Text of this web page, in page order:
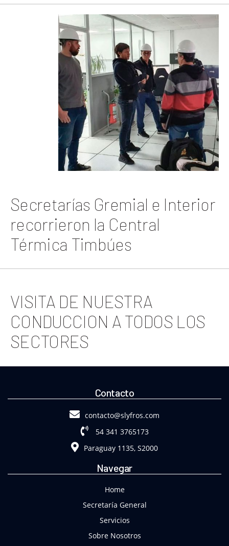
Secretarías Gremial e Interior
recorrieron la Central
Térmica Timbúes
VISITA DE NUESTRA
CONDUCCION A TODOS LOS
SECTORES
Contacto
contacto@slyfros.com
54 341 3765173
Paraguay 1135, S2000
Navegar
Home
Secretaría General
Servicios
Sobre Nosotros